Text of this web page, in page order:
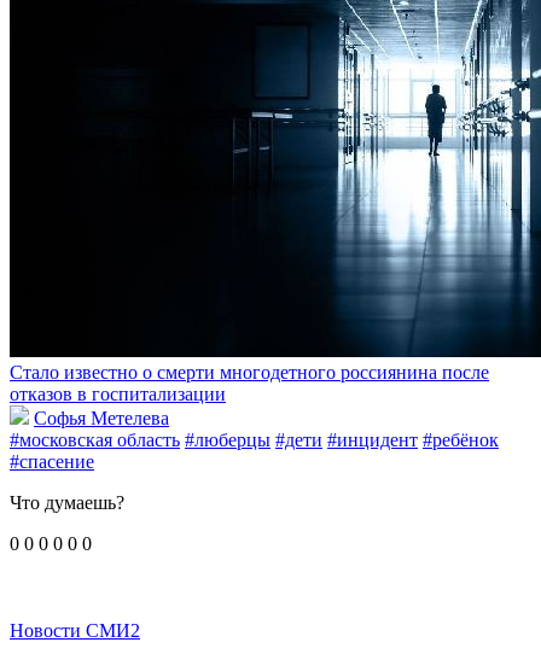
Стало известно о смерти многодетного россиянина после
отказов в госпитализации
Софья Метелева
#московская область #люберцы #дети #инцидент #ребёнок
#спасение
Что думаешь?
0 0 0 0 0 0
Новости СМИ2